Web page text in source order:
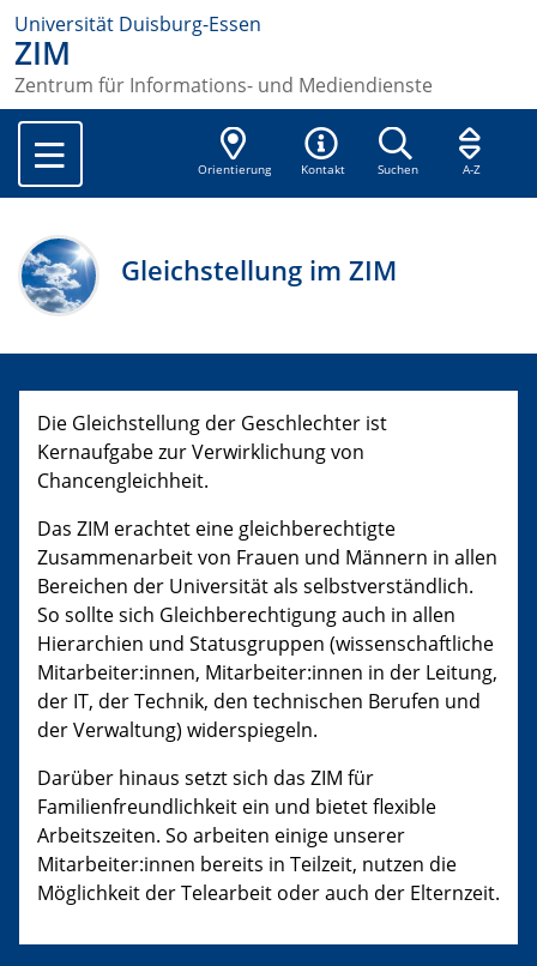
Universität Duisburg-Essen
ZIM
Zentrum für Informations- und Mediendienste
Orientierung Kontakt Suchen A-Z
Gleichstellung im ZIM
Die Gleichstellung der Geschlechter ist
Kernaufgabe zur Verwirklichung von
Chancengleichheit.
Das ZIM erachtet eine gleichberechtigte
Zusammenarbeit von Frauen und Männern in allen
Bereichen der Universität als selbstverständlich.
So sollte sich Gleichberechtigung auch in allen
Hierarchien und Statusgruppen (wissenschaftliche
Mitarbeiter:innen, Mitarbeiter:innen in der Leitung,
der IT, der Technik, den technischen Berufen und
der Verwaltung) widerspiegeln.
Darüber hinaus setzt sich das ZIM für
Familienfreundlichkeit ein und bietet flexible
Arbeitszeiten. So arbeiten einige unserer
Mitarbeiter:innen bereits in Teilzeit, nutzen die
Möglichkeit der Telearbeit oder auch der Elternzeit.